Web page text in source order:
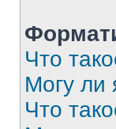
Что
Могу ли
Что